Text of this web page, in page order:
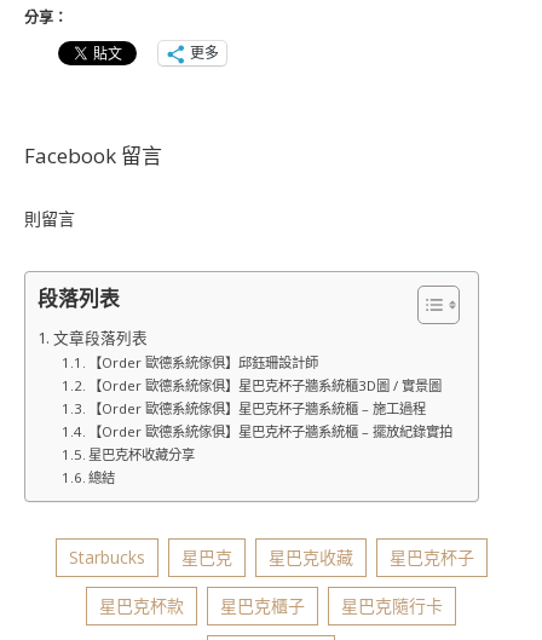
分享：
更多
Facebook 留言
則留言
段落列表
文章段落列表
【Order 歐德系統傢俱】邱鈺珊設計師
【Order 歐德系統傢俱】星巴克杯子牆系統櫃3D圖 / 實景圖
【Order 歐德系統傢俱】星巴克杯子牆系統櫃 – 施工過程
【Order 歐德系統傢俱】星巴克杯子牆系統櫃 – 擺放紀錄實拍
星巴克杯收藏分享
總結
Starbucks 星巴克 星巴克收藏 星巴克杯子
星巴克杯款 星巴克櫃子 星巴克隨行卡